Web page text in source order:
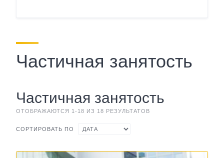
Частичная занятость
Частичная занятость
ОТОБРАЖАЮТСЯ 1-18 ИЗ 18 РЕЗУЛЬТАТОВ
СОРТИРОВАТЬ ПО